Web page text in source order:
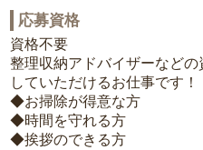
応募資格
資格不要
整理収納アドバイザーなど
していただけるお仕事です！
◆お掃除が得意な方
◆時間を守れる方
◆挨拶のできる方